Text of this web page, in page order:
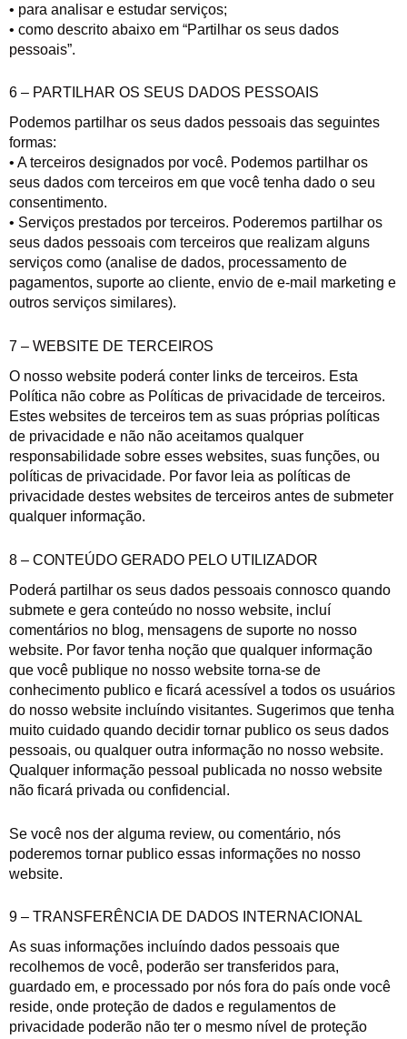
• para analisar e estudar serviços;
• como descrito abaixo em “Partilhar os seus dados
pessoais”.
6 – PARTILHAR OS SEUS DADOS PESSOAIS
Podemos partilhar os seus dados pessoais das seguintes
formas:
• A terceiros designados por você. Podemos partilhar os
seus dados com terceiros em que você tenha dado o seu
consentimento.
• Serviços prestados por terceiros. Poderemos partilhar os
seus dados pessoais com terceiros que realizam alguns
serviços como (analise de dados, processamento de
pagamentos, suporte ao cliente, envio de e-mail marketing e
outros serviços similares).
7 – WEBSITE DE TERCEIROS
O nosso website poderá conter links de terceiros. Esta
Política não cobre as Políticas de privacidade de terceiros.
Estes websites de terceiros tem as suas próprias políticas
de privacidade e não não aceitamos qualquer
responsabilidade sobre esses websites, suas funções, ou
políticas de privacidade. Por favor leia as políticas de
privacidade destes websites de terceiros antes de submeter
qualquer informação.
8 – CONTEÚDO GERADO PELO UTILIZADOR
Poderá partilhar os seus dados pessoais connosco quando
submete e gera conteúdo no nosso website, incluí
comentários no blog, mensagens de suporte no nosso
website. Por favor tenha noção que qualquer informação
que você publique no nosso website torna-se de
conhecimento publico e ficará acessível a todos os usuários
do nosso website incluíndo visitantes. Sugerimos que tenha
muito cuidado quando decidir tornar publico os seus dados
pessoais, ou qualquer outra informação no nosso website.
Qualquer informação pessoal publicada no nosso website
não ficará privada ou confidencial.
Se você nos der alguma review, ou comentário, nós
poderemos tornar publico essas informações no nosso
website.
9 – TRANSFERÊNCIA DE DADOS INTERNACIONAL
As suas informações incluíndo dados pessoais que
recolhemos de você, poderão ser transferidos para,
guardado em, e processado por nós fora do país onde você
reside, onde proteção de dados e regulamentos de
privacidade poderão não ter o mesmo nível de proteção